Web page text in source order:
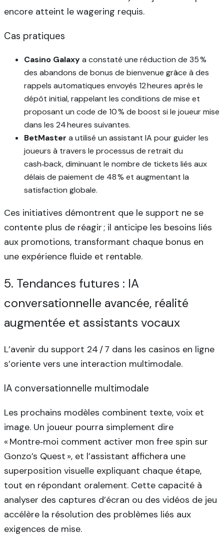
encore atteint le wagering requis.
Cas pratiques
Casino Galaxya constaté une réduction de 35 %
des abandons de bonus de bienvenue grâce à des
rappels automatiques envoyés 12 heures après le
dépôt initial, rappelant les conditions de mise et
proposant un code de 10 % de boost si le joueur mise
dans les 24 heures suivantes.
BetMaster a utilisé un assistant IA pour guider les
joueurs à travers le processus de retrait du
cash‑back, diminuant le nombre de tickets liés aux
délais de paiement de 48 % et augmentant la
satisfaction globale.
Ces initiatives démontrent que le support ne se
contente plus de réagir ; il anticipe les besoins liés
aux promotions, transformant chaque bonus en
une expérience fluide et rentable.
5. Tendances futures : IA
conversationnelle avancée, réalité
augmentée et assistants vocaux
L’avenir du support 24 / 7 dans les casinos en ligne
s’oriente vers une interaction multimodale.
IA conversationnelle multimodale
Les prochains modèles combinent texte, voix et
image. Un joueur pourra simplement dire
« Montre‑moi comment activer mon free spin sur
Gonzo’s Quest », et l’assistant affichera une
superposition visuelle expliquant chaque étape,
tout en répondant oralement. Cette capacité à
analyser des captures d’écran ou des vidéos de jeu
accélère la résolution des problèmes liés aux
exigences de mise.